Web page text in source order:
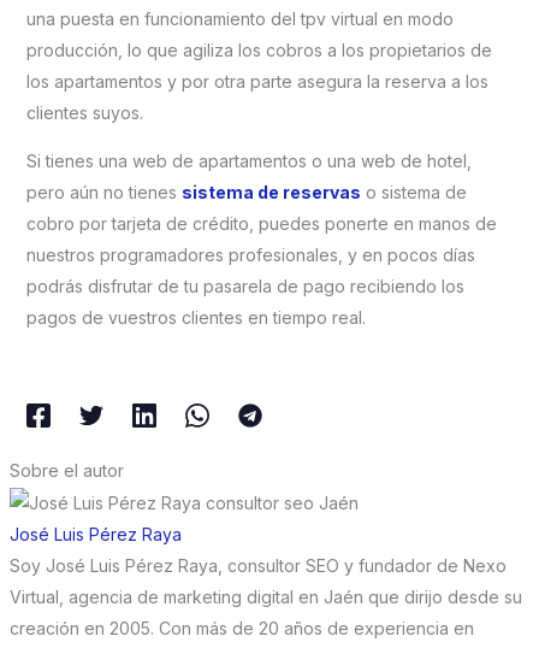
una puesta en funcionamiento del tpv virtual en modo
producción, lo que agiliza los cobros a los propietarios de
los apartamentos y por otra parte asegura la reserva a los
clientes suyos.
Si tienes una web de apartamentos o una web de hotel,
pero aún no tienes sistema de reservas o sistema de
cobro por tarjeta de crédito, puedes ponerte en manos de
nuestros programadores profesionales, y en pocos días
podrás disfrutar de tu pasarela de pago recibiendo los
pagos de vuestros clientes en tiempo real.
Sobre el autor
José Luis Pérez Raya
Soy José Luis Pérez Raya, consultor SEO y fundador de Nexo
Virtual, agencia de marketing digital en Jaén que dirijo desde su
creación en 2005. Con más de 20 años de experiencia en